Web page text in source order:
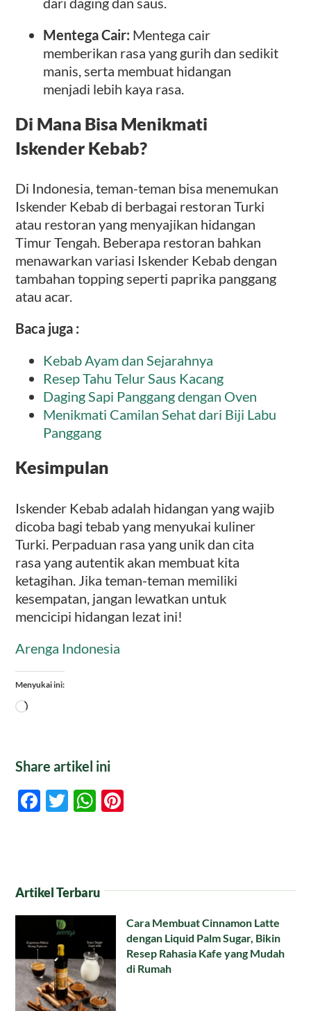
Mentega Cair: Mentega cair
memberikan rasa yang gurih dan sedikit
manis, serta membuat hidangan
menjadi lebih kaya rasa.
Di Mana Bisa Menikmati
Iskender Kebab?
Di Indonesia, teman-teman bisa menemukan
Iskender Kebab di berbagai restoran Turki
atau restoran yang menyajikan hidangan
Timur Tengah. Beberapa restoran bahkan
menawarkan variasi Iskender Kebab dengan
tambahan topping seperti paprika panggang
atau acar.
Baca juga :
Kebab Ayam dan Sejarahnya
Resep Tahu Telur Saus Kacang
Daging Sapi Panggang dengan Oven
Menikmati Camilan Sehat dari Biji Labu
Panggang
Kesimpulan
Iskender Kebab adalah hidangan yang wajib
dicoba bagi tebab yang menyukai kuliner
Turki. Perpaduan rasa yang unik dan cita
rasa yang autentik akan membuat kita
ketagihan. Jika teman-teman memiliki
kesempatan, jangan lewatkan untuk
mencicipi hidangan lezat ini!
Arenga Indonesia
Menyukai ini:
Memuat...
Share artikel ini
Facebook
TwitterWhatsApp
Artikel Terbaru
Cara Membuat Cinnamon Latte
dengan Liquid Palm Sugar, Bikin
Resep Rahasia Kafe yang Mudah
di Rumah